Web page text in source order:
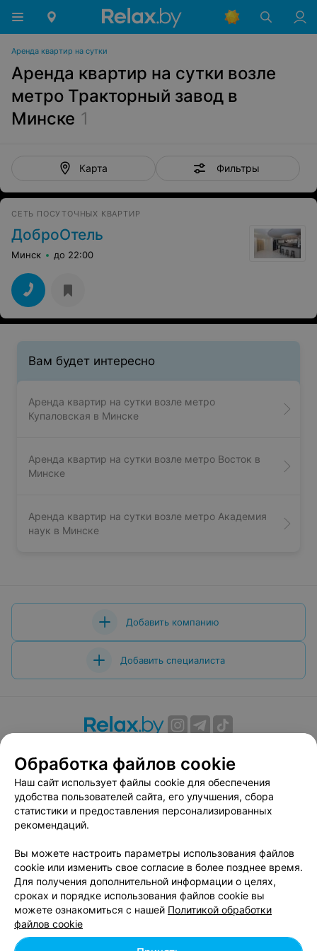
Аренда квартир на сутки
Аренда квартир на сутки возле
метро Тракторный завод в
Минске 1
Карта Фильтры
СЕТЬ ПОСУТОЧНЫХ КВАРТИР
ДоброОтель
Минск до 22:00
Вам будет интересно
Аренда квартир на сутки возле метро
Купаловская в Минске
Аренда квартир на сутки возле метро Восток в
Минске
Аренда квартир на сутки возле метро Академия
наук в Минске
Добавить компанию
Добавить специалиста
Вакансии
Публичный договор
Способы оплаты
Публичный договор по использованию сервиса
«Афиша»
Пользовательское соглашение
Связаться по вопросам сотрудничества
Написать руководителю relax.by
Персональные настройки cookie
Обработка персональных данных
Обработка файлов cookie
Наш сайт использует файлы cookie для обеспечения
удобства пользователей сайта, его улучшения, сбора
статистики и предоставления персонализированных
рекомендаций.
Вы можете настроить параметры использования файлов
cookie или изменить свое согласие в более позднее время.
Для получения дополнительной информации о целях,
сроках и порядке использования файлов cookie вы
можете ознакомиться с нашей Политикой обработки
файлов cookie